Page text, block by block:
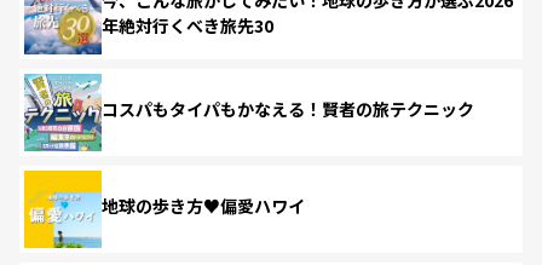
年絶対行くべき旅先30
コスパもタイパもかなえる！賢者の旅テクニック
地球の歩き方♥偏愛ハワイ